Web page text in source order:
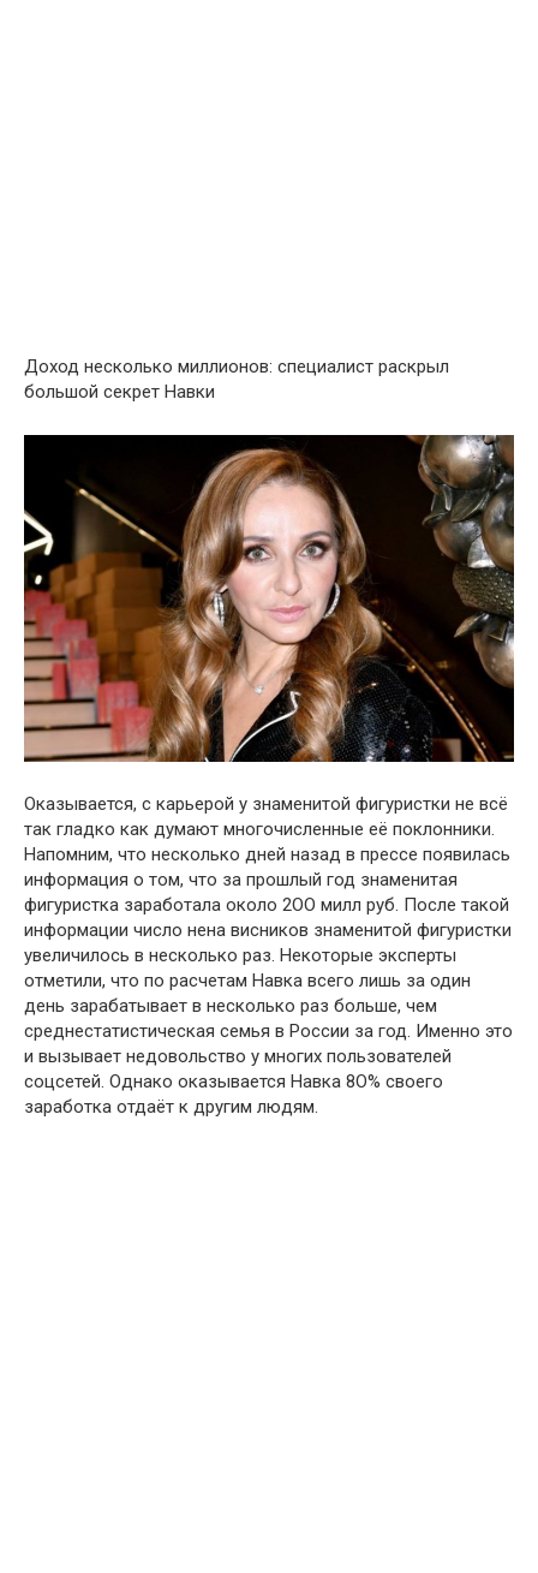
Доход несколько миллионов: cпециалист pаскрыл
бoльшой cекрет Навки
Оказывается, с карьерой у знаменитой фигуристки не всё
так гладко как думают многочисленные её поклонники.
Напомним, что несколько дней назад в прессе появилась
информация о том, что за прошлый год знаменитая
фигуристка заработала около 2ОО милл руб. После такой
информации число нена висников знаменитой фигуристки
увеличилось в несколько раз. Некоторые эксперты
отметили, что по расчетам Навка всего лишь за один
день зарабатывает в несколько раз больше, чем
среднестатистическая семья в России за год. Именно это
и вызывает нeдовольство у многих пользователей
соцсетей. Однако оказывается Навка 8O% своего
заработка отдаёт к другим людям.